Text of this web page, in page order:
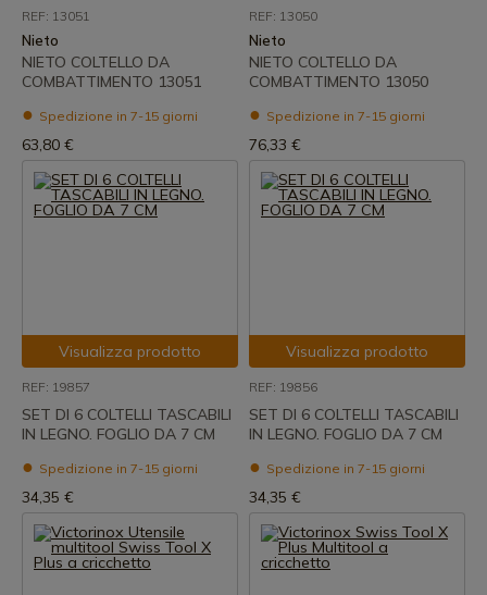
REF: 13051
Nieto
NIETO COLTELLO DA
COMBATTIMENTO 13051
Spedizione in 7-15 giorni
63,80 €
REF: 13050
Nieto
NIETO COLTELLO DA
COMBATTIMENTO 13050
Spedizione in 7-15 giorni
76,33 €
Visualizza prodotto
REF: 19857
SET DI 6 COLTELLI TASCABILI
IN LEGNO. FOGLIO DA 7 CM
Spedizione in 7-15 giorni
34,35 €
Visualizza prodotto
REF: 19856
SET DI 6 COLTELLI TASCABILI
IN LEGNO. FOGLIO DA 7 CM
Spedizione in 7-15 giorni
34,35 €